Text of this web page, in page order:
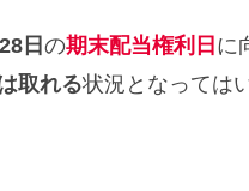
日 の期末配当権利日 に
取れる状況となっては